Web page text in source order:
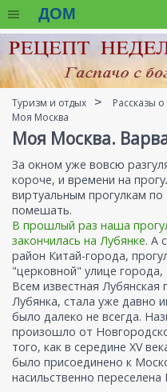
ДОМ
Туризм и отдых
Рассказы
Моя Москва
Моя Москва.
За окном уже вовсю
короче, и времени на
виртуальным прогулкам
помешать.
В прошлый раз наша
закончилась на Лубянке. А
район Китай-города,
"церковной" улице города,
Всем известная
Лубянка, стала уже давно
было далеко не всегда.
произошло от
того, как в середине XV
было присоединено к
насильственно